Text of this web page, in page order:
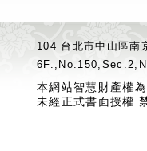
104 台北市中山區
本網站智慧財產權
未經正式書面授權